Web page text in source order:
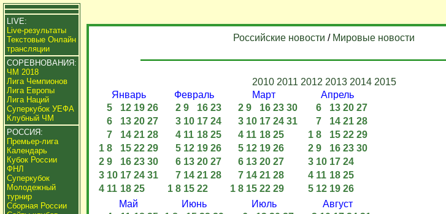
LIVE:
Live-результаты
Текстовые Онлайн
трансляции
СОРЕВНОВАНИЯ:
ЧМ 2018
Лига Чемпионов
Лига Европы
Лига Наций
Суперкубок УЕФА
Клубный ЧМ
РОССИЯ:
Премьер-лига
Календарь
Кубок России
ФНЛ
Суперкубок
Молодежный
турнир
Сборная России
Российские новости / Мировые новости
2010 2011 2012 2013 2014 2015
Январь
5
12 19 26
6
13 20 27
7
14 21 28
1 8 15 22 29
2 9 16 23 30
3 10 17 24 31
4 11 18 25
Февраль
2 9 16 23
3 10 17 24
4 11 18 25
5 12 19 26
6 13 20 27
7 14 21 28
1 8 15 22
Март
2 9 16 23 30
3 10 17 24 31
4 11 18 25
5 12 19 26
6 13 20 27
7 14 21 28
1 8 15 22 29
Апрель
6
13 20 27
7
14 21 28
1 8 15 22 29
2 9 16 23 30
3 10 17 24
4 11 18 25
5 12 19 26
Май
Июнь
Июль
Август